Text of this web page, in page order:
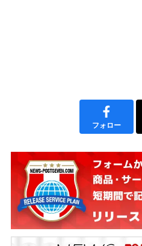
フォロー